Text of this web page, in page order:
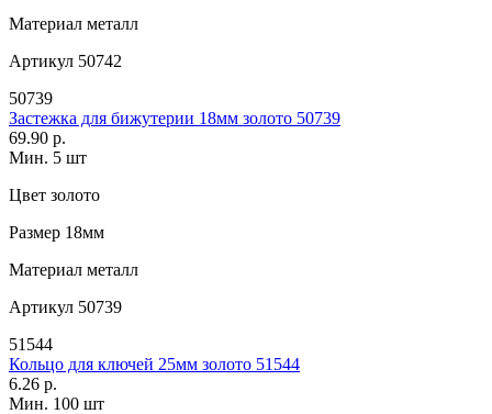
Материал металл
Артикул 50742
50739
Застежка для бижутерии 18мм золото 50739
69.90 р.
Мин. 5 шт
Цвет золото
Размер 18мм
Материал металл
Артикул 50739
51544
Кольцо для ключей 25мм золото 51544
6.26 р.
Мин. 100 шт